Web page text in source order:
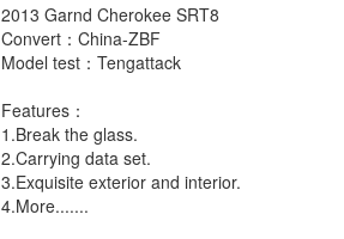
2013 Garnd Cherokee SRT8
Convert：China-ZBF
Model test：Tengattack
Features：
1.Break the glass.
2.Carrying data set.
3.Exquisite exterior and interior.
4.More.......